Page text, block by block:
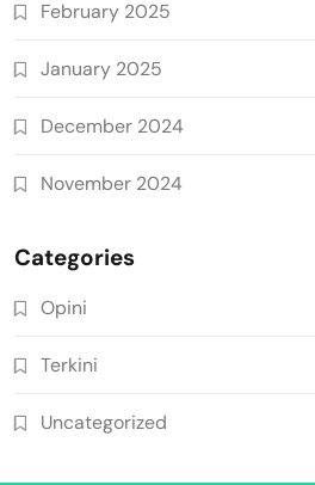
February 2025
January 2025
December 2024
November 2024
Categories
Opini
Terkini
Uncategorized